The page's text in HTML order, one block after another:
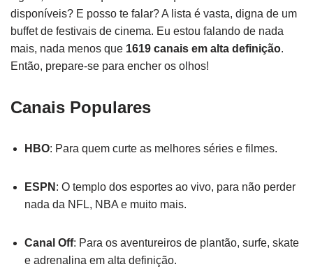
disponíveis? E posso te falar? A lista é vasta, digna de um
buffet de festivais de cinema. Eu estou falando de nada
mais, nada menos que 1619 canais em alta definição.
Então, prepare-se para encher os olhos!
Canais Populares
HBO: Para quem curte as melhores séries e filmes.
ESPN : O templo dos esportes ao vivo, para não perder
nada da NFL, NBA e muito mais.
Canal Off: Para os aventureiros de plantão, surfe, skate
e adrenalina em alta definição.